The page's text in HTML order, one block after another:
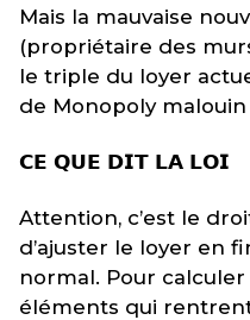
Mais la mauvaise
(propriétaire des
le triple du loyer
de Monopoly
𝗖𝗘 𝗤𝗨𝗘 𝗗𝗜𝗧 𝗟𝗔 𝗟𝗢𝗜
Attention, c’est le
d’ajuster le loyer en
normal. Pour
éléments qui rentrent